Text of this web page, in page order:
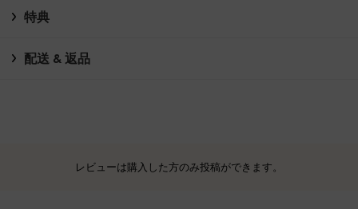
特典
配送 & 返品
レビューは購入した方のみ投稿ができます。